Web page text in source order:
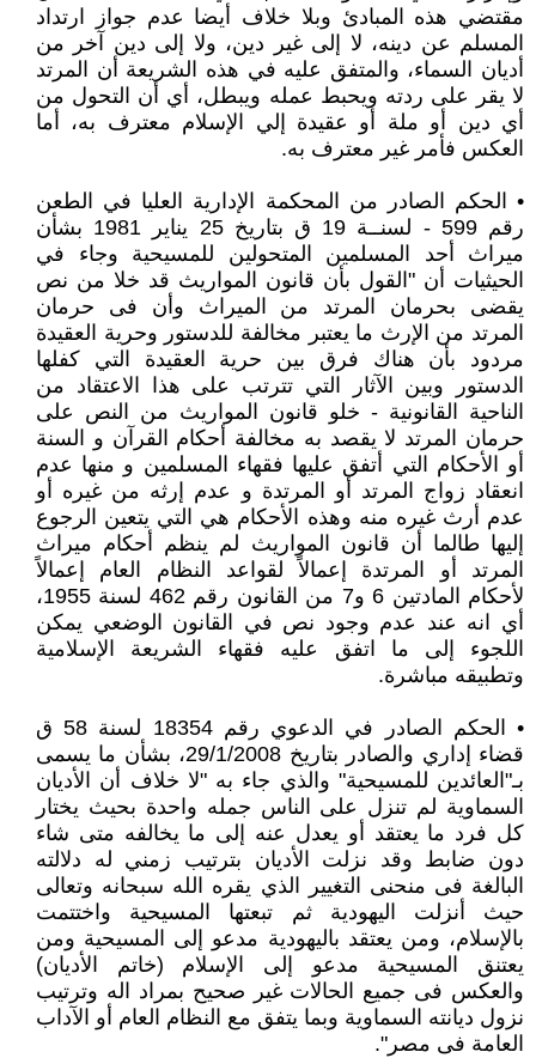
مقتضي هذه المبادئ وبلا خلاف أيضا عدم جواز ارتداد
المسلم عن دينه، لا إلى غير دين، ولا إلى دين آخر من
أديان السماء، والمتفق عليه في هذه الشريعة أن المرتد
لا يقر على ردته ويحبط عمله ويبطل، أي أن التحول من
أي دين أو ملة أو عقيدة إلي الإسلام معترف به، أما
العكس فأمر غير معترف به.
• الحكم الصادر من المحكمة الإدارية العليا في الطعن
رقم 599 - لسنــة 19 ق بتاريخ 25 يناير 1981 بشأن
ميراث أحد المسلمين المتحولين للمسيحية وجاء في
الحيثيات أن "القول بأن قانون المواريث قد خلا من نص
يقضى بحرمان المرتد من الميراث وأن فى حرمان
المرتد من الإرث ما يعتبر مخالفة للدستور وحرية العقيدة
مردود بأن هناك فرق بين حرية العقيدة التي كفلها
الدستور وبين الآثار التي تترتب على هذا الاعتقاد من
الناحية القانونية - خلو قانون المواريث من النص على
حرمان المرتد لا يقصد به مخالفة أحكام القرآن و السنة
أو الأحكام التي أتفق عليها فقهاء المسلمين و منها عدم
انعقاد زواج المرتد أو المرتدة و عدم إرثه من غيره أو
عدم أرث غيره منه وهذه الأحكام هي التي يتعين الرجوع
إليها طالما أن قانون المواريث لم ينظم أحكام ميراث
المرتد أو المرتدة إعمالاً لقواعد النظام العام إعمالاً
لأحكام المادتين 6 و7 من القانون رقم 462 لسنة 1955،
أي انه عند عدم وجود نص في القانون الوضعي يمكن
اللجوء إلى ما اتفق عليه فقهاء الشريعة الإسلامية
وتطبيقه مباشرة.
• الحكم الصادر في الدعوي رقم 18354 لسنة 58 ق
قضاء إداري والصادر بتاريخ 29/1/2008، بشأن ما يسمى
بـ"العائدين للمسيحية" والذي جاء به "لا خلاف أن الأديان
السماوية لم تنزل على الناس جمله واحدة بحيث يختار
كل فرد ما يعتقد أو يعدل عنه إلى ما يخالفه متى شاء
دون ضابط وقد نزلت الأديان بترتيب زمني له دلالته
البالغة فى منحنى التغيير الذي يقره الله سبحانه وتعالى
حيث أنزلت اليهودية ثم تبعتها المسيحية واختتمت
بالإسلام، ومن يعتقد باليهودية مدعو إلى المسيحية ومن
يعتنق المسيحية مدعو إلى الإسلام (خاتم الأديان)
والعكس فى جميع الحالات غير صحيح بمراد اله وترتيب
نزول ديانته السماوية وبما يتفق مع النظام العام أو الآداب
العامة فى مصر".